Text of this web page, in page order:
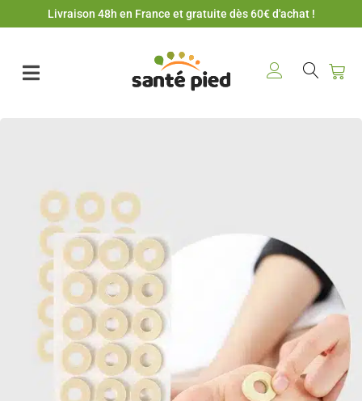
Livraison 48h en France et gratuite dès 60€ d'achat !